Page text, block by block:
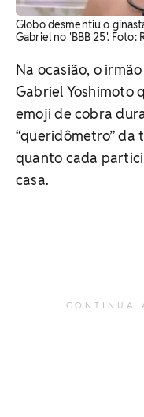
Globo desmentiu o
Gabriel no 'BBB 25'. Foto:
Na ocasião, o
Gabriel Yoshimoto
emoji de cobra
“queridômetro” da
quanto cada
casa.
CONTINUA